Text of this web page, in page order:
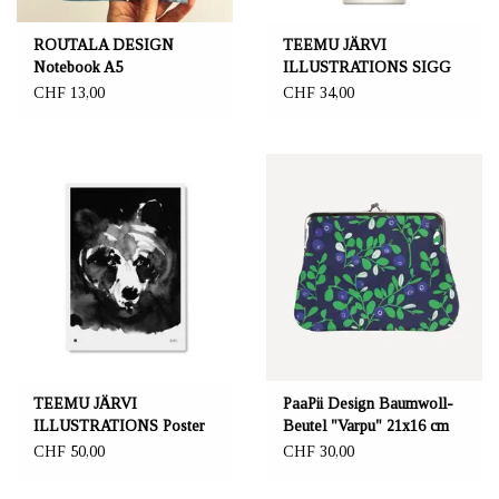
ROUTALA DESIGN
Notebook A5
"Kesänsäteet"
CHF 13,00
TEEMU JÄRVI
ILLUSTRATIONS SIGG
water bottle, Reindeer
CHF 34,00
TEEMU JÄRVI
ILLUSTRATIONS Poster
d'art ours mystérieux 50 x
CHF 50,00
PaaPii Design Baumwoll-
Beutel "Varpu" 21x16 cm
CHF 30,00